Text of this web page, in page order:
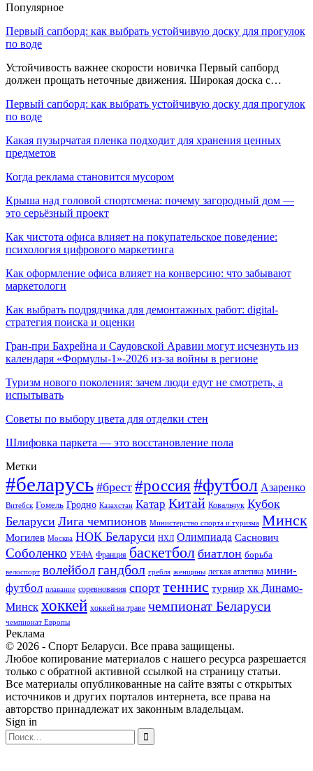
Популярное
Первый сапборд: как выбрать устойчивую доску для прогулок
по воде
Устойчивость важнее скорости новичка Первый сапборд
должен прощать неточные движения. Широкая доска с…
Первый сапборд: как выбрать устойчивую доску для прогулок
по воде
Какая пузырчатая пленка подходит для хранения ценных
предметов
Когда реклама становится мусором
Крыша над головой спортсмена: почему загородный дом —
это серьёзный проект
Как чистота офиса влияет на покупательское поведение:
психология цифрового маркетинга
Как оформление офиса влияет на конверсию: что забывают
маркетологи
Как выбрать подрядчика для демонтажных работ: digital-
стратегия поиска и оценки
Гран-при Бахрейна и Саудовской Аравии могут исчезнуть из
календаря «Формулы-1»-2026 из-за войны в регионе
Туризм нового поколения: зачем люди едут не смотреть, а
испытывать
Советы по выбору цвета для отделки стен
Шлифовка паркета — это восстановление пола
Метки
#беларусь #брест #россия#футбол Азаренко
Витебск Гомель Гродно Казахстан Катар Китай Ковальчук Кубок
Беларуси Лига чемпионов Министерство спорта и туризма Минск
Могилев Москва НОК Беларуси НХЛ Олимпиада Саснович
Соболенко УЕФА Франция баскетбол биатлон борьба
велоспорт волейболгандбол гребля женщины легкая атлетика мини-
футбол плавание соревнования спорт теннис турнир хк Динамо-
Минск хоккей хоккей на траве чемпионат Беларуси
чемпионат Европы
Реклама
© 2026 - Спорт Беларуси. Все права защищены.
Любое копирование материалов с нашего ресурса разрешается
только с обратной активной ссылкой на страницу статьи.
Все материалы опубликованные на сайте взяты с открытых
источников и других порталов интернета, все права на
авторство принадлежат их законным владельцам.
Sign in